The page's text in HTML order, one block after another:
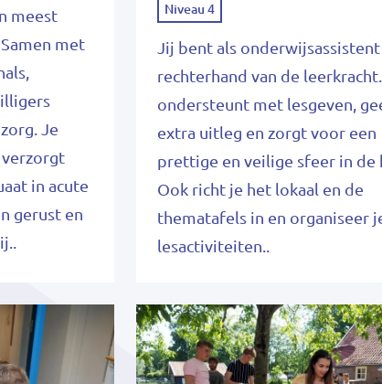
meest
met
Je
in acute
gerust en
Niveau 4
Jij bent als
rechterhand van de
ondersteunt met lesgeven,
extra uitleg en zorgt voor een
prettige en veilige sfeer in de
Ook richt je het lokaal en de
thematafels in en organiseer
lesactiviteiten..